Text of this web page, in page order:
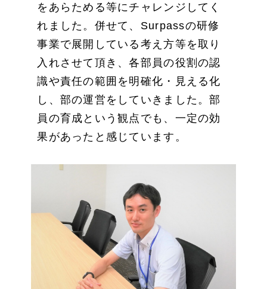
をあらためる等にチャレンジしてく
れました。併せて、Surpassの研修
事業で展開している考え方等を取り
入れさせて頂き、各部員の役割の認
識や責任の範囲を明確化・見える化
し、部の運営をしていきました。部
員の育成という観点でも、一定の効
果があったと感じています。